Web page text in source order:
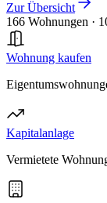
Zur Übersicht
166 Wohnungen ·
Wohnung kaufen
Kapitalanlage
Vermietete